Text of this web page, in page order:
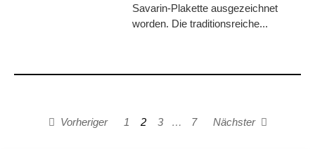
Savarin-Plakette ausgezeichnet
worden. Die traditionsreiche...
Vorheriger 1 2 3 … 7 Nächster